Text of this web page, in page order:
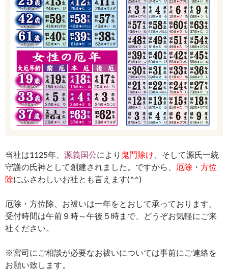
当社は1125年、 源義国公により 鬼門除け 、そして源氏一統
守護の氏神として創建されました。ですから、
厄除 ・ 方位
除にふさわしいお社とも言えます(^^)
厄除・方位除、お祓いは一年をとおして承っております。
受付時間は午前９時～午後５時まで、どうぞお気軽にご来
社ください。
※宮司にご相談が必要なお祓いについては事前にご連絡を
お願い致します。